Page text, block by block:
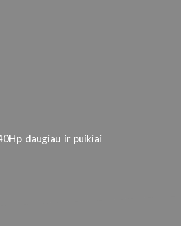
daugiau ir puikiai